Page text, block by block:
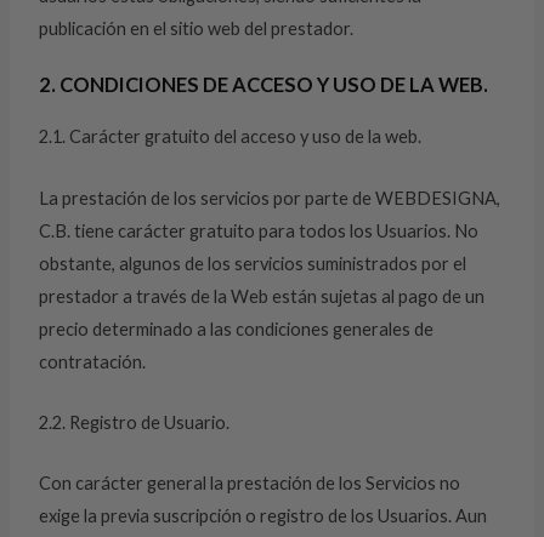
publicación en el sitio web del prestador.
2. CONDICIONES DE ACCESO Y USO DE LA WEB.
2.1. Carácter gratuito del acceso y uso de la web.
La prestación de los servicios por parte de WEBDESIGNA,
C.B. tiene carácter gratuito para todos los Usuarios. No
obstante, algunos de los servicios suministrados por el
prestador a través de la Web están sujetas al pago de un
precio determinado a las condiciones generales de
contratación.
2.2. Registro de Usuario.
Con carácter general la prestación de los Servicios no
exige la previa suscripción o registro de los Usuarios. Aun